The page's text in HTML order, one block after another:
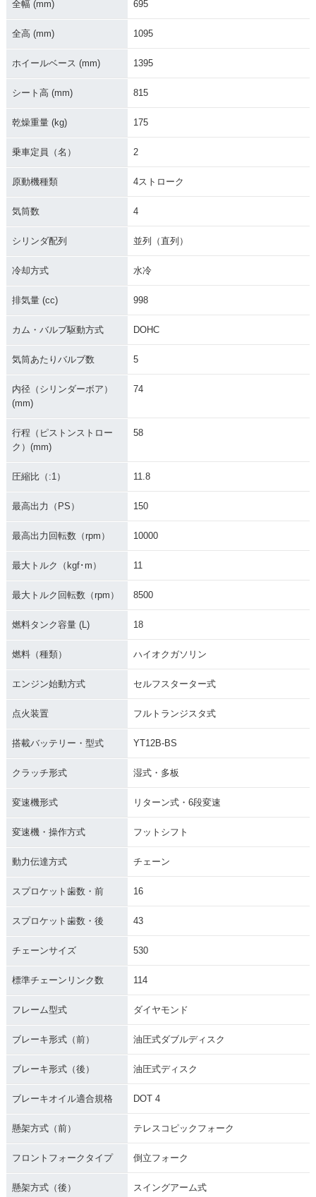
2020年 YZF-R1 AB
S・新登場
2020年 YZF-R1・マ
2018年 YZF-R1・マ
イナーチェンジ
2017年 YZF-R1・カ
2016年 YZF-R1 60t
2015年 YZF-R1・フ
2014年 YZF-R1
ルモデルチェンジ
2006年 YZF-R1・マ
イナーチェンジ
2005年 YZF-R1
2003年 YZF-R1
2002年 YZF-R1・フ
ルモデルチェンジ
全幅 (mm) 695
全高 (mm) 1095
ホイールベース (mm) 1395
シート高 (mm) 815
乾燥重量 (kg) 175
乗車定員（名） 2
原動機種類 4ストローク
気筒数 4
シリンダ配列 並列（直列）
冷却方式 水冷
排気量 (cc) 998
カム・バルブ駆動方式 DOHC
気筒あたりバルブ数 5
内径（シリンダーボア）
(mm)
74
行程（ピストンストロー
ク）(mm)
58
圧縮比（:1） 11.8
最高出力（PS） 150
最高出力回転数（rpm） 10000
最大トルク（kgf･m） 11
最大トルク回転数（rpm） 8500
燃料タンク容量 (L) 18
燃料（種類） ハイオクガソリン
エンジン始動方式 セルフスターター式
点火装置 フルトランジスタ式
搭載バッテリー・型式 YT12B-BS
クラッチ形式 湿式・多板
変速機形式 リターン式・6段変速
変速機・操作方式 フットシフト
動力伝達方式 チェーン
スプロケット歯数・前 16
スプロケット歯数・後 43
チェーンサイズ 530
標準チェーンリンク数 114
フレーム型式 ダイヤモンド
ブレーキ形式（前） 油圧式ダブルディスク
ブレーキ形式（後） 油圧式ディスク
ブレーキオイル適合規格 DOT 4
懸架方式（前） テレスコピックフォーク
フロントフォークタイプ 倒立フォーク
懸架方式（後） スイングアーム式